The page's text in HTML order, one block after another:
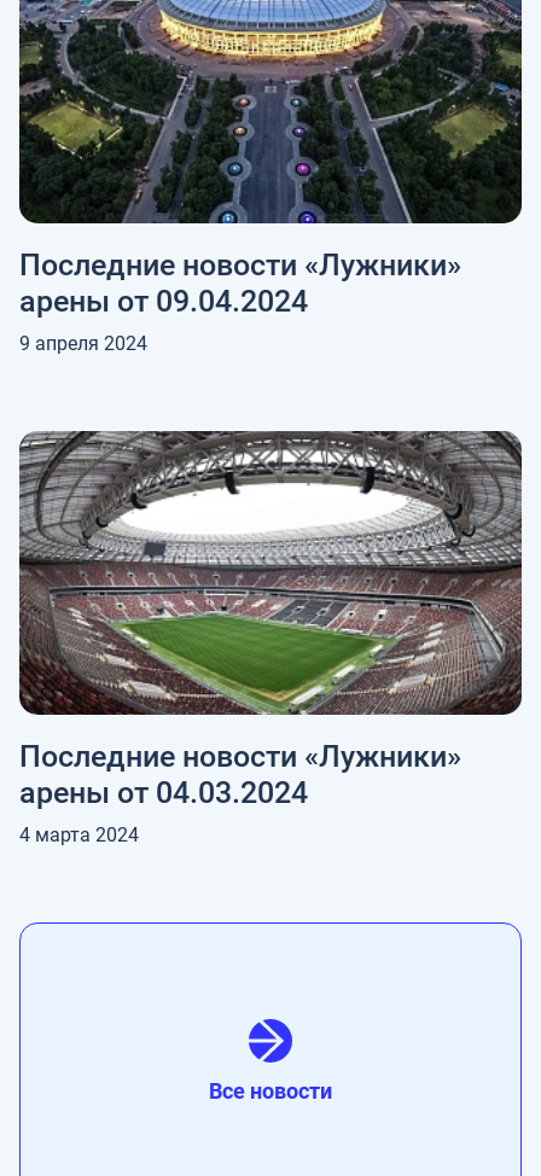
Последние новости «Лужники»
арены от 09.04.2024
9 апреля 2024
Последние новости «Лужники»
арены от 04.03.2024
4 марта 2024
Все новости